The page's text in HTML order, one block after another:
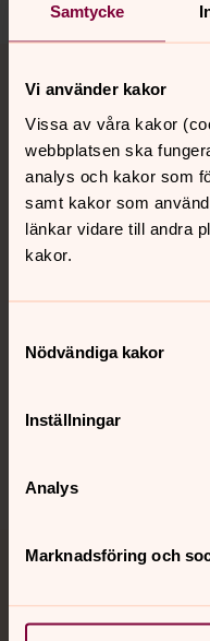
Samtycke
Vi använder kakor
Vissa av våra kakor
webbplatsen ska
analys och kakor som
samt kakor som
länkar vidare till andra
kakor.
Nödvändiga kakor
Inställningar
Analys
Marknadsföring och
Kontakt
Kalender
Sociala kanaler
Akut samtals- och